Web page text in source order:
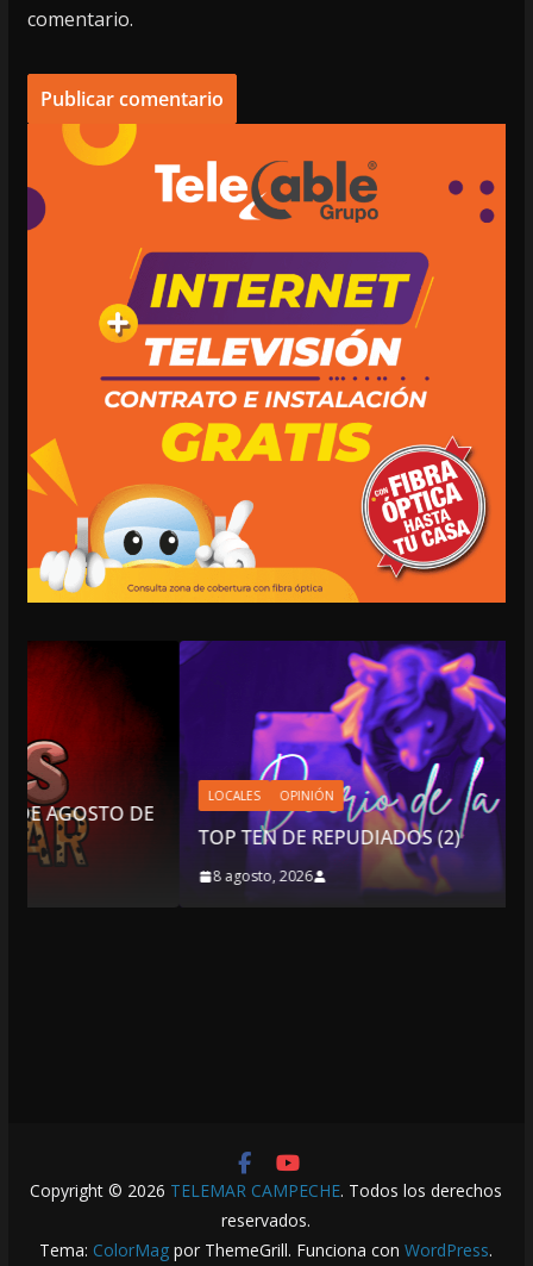
comentario.
TOP TEN DE REPUDIADOS (2)
Copyright © 2026 TELEMAR CAMPECHE. Todos los derechos
reservados.
Tema: ColorMag por ThemeGrill. Funciona conWordPress.